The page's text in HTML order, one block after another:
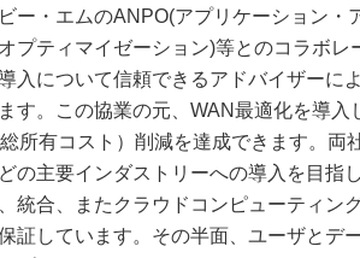
ー・エムのANPO(アプリケーション・
プティマイゼーション)等とのコラボ
入について信頼できるアドバイザーに
す。この協業の元、WAN最適化を導
所有コスト）削減を達成できます。両
の主要インダストリーへの導入を目指
統合、またクラウドコンピューティン
証しています。その半面、ユーザとデ